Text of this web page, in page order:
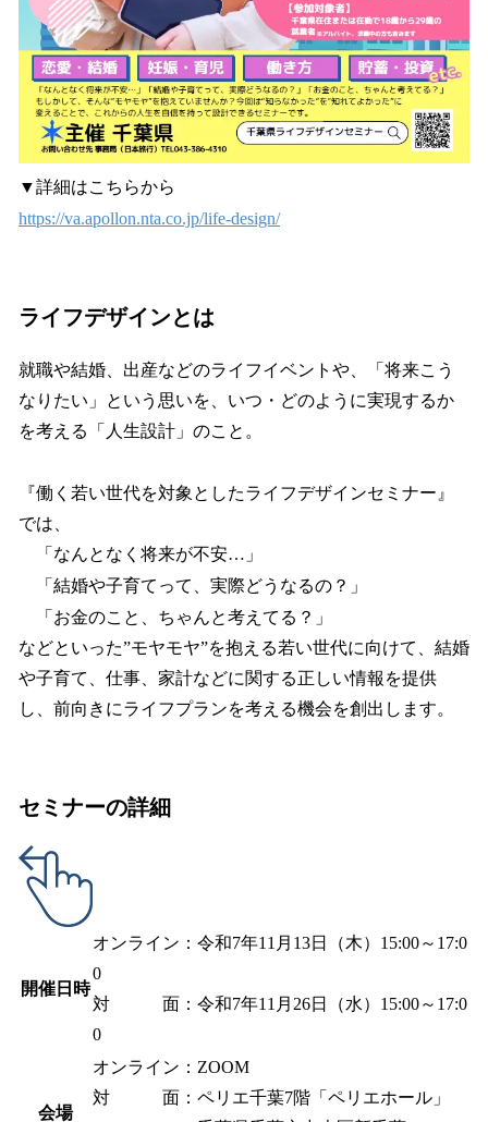
▼詳細はこちらから
https://va.apollon.nta.co.jp/life-design/
ライフデザインとは
就職や結婚、出産などのライフイベントや​、「将来こう
なりたい」という思いを、いつ・どのように実現するか
を考える​「人生設計」のこと​。
『働く若い世代を対象としたライフデザインセミナー』
では、
「なんとなく将来が不安…」
「結婚や子育てって、実際どうなるの？」
「お金のこと、ちゃんと考えてる？」
などといった”モヤモヤ”を抱える若い世代に向けて、結婚
や子育て、仕事、家計などに関する正しい情報を提供
し、前向きにライフプランを考える機会を創出します。
セミナーの詳細
開催日時
オンライン：令和7年11月13日（木）15:00～17:0
0
対 面：令和7年11月26日（水）15:00～17:0
0
会場
オンライン：ZOOM
対 面：ペリエ千葉7階「ペリエホール」